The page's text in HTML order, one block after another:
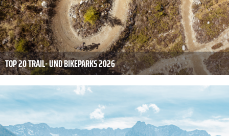
TOP 20 TRAIL- UND BIKEPARKS 2026